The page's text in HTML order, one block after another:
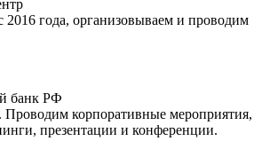
2016 года, организовываем и проводим
банк РФ
Проводим корпоративные мероприятия,
презентации и конференции.